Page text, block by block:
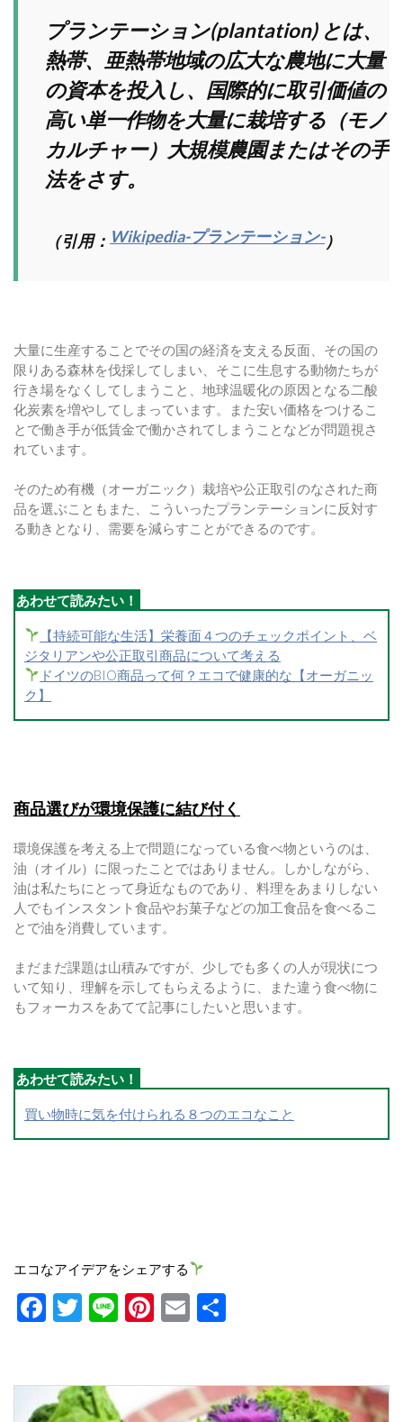
プランテーション(plantation) とは、
熱帯、亜熱帯地域の広大な農地に大量
の資本を投入し、国際的に取引価値の
高い単一作物を大量に栽培する（モノ
カルチャー）大規模農園またはその手
法をさす。
（引用： Wikipedia-プランテーション-）
大量に生産することでその国の経済を支える反面、その国の
限りある森林を伐採してしまい、そこに生息する動物たちが
行き場をなくしてしまうこと、地球温暖化の原因となる二酸
化炭素を増やしてしまっています。また安い価格をつけるこ
とで働き手が低賃金で働かされてしまうことなどが問題視さ
れています。
そのため有機（オーガニック）栽培や公正取引のなされた商
品を選ぶこともまた、こういったプランテーションに反対す
る動きとなり、需要を減らすことができるのです。
【持続可能な生活】栄養面４つのチェックポイント、ベ
ジタリアンや公正取引商品について考える
ドイツのBIO商品って何？エコで健康的な【オーガニッ
ク】
商品選びが環境保護に結び付く
環境保護を考える上で問題になっている食べ物というのは、
油（オイル）に限ったことではありません。しかしながら、
油は私たちにとって身近なものであり、料理をあまりしない
人でもインスタント食品やお菓子などの加工食品を食べるこ
とで油を消費しています。
まだまだ課題は山積みですが、少しでも多くの人が現状につ
いて知り、理解を示してもらえるように、また違う食べ物に
もフォーカスをあてて記事にしたいと思います。
買い物時に気を付けられる８つのエコなこと
エコなアイデアをシェアする
Facebook
Twitter
LinePinterest
Email